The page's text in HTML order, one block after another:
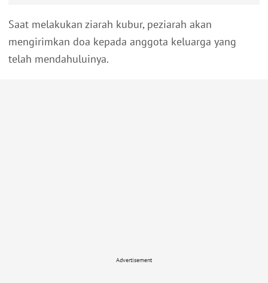
Saat melakukan ziarah kubur, peziarah akan
mengirimkan doa kepada anggota keluarga yang
telah mendahuluinya.
Advertisement